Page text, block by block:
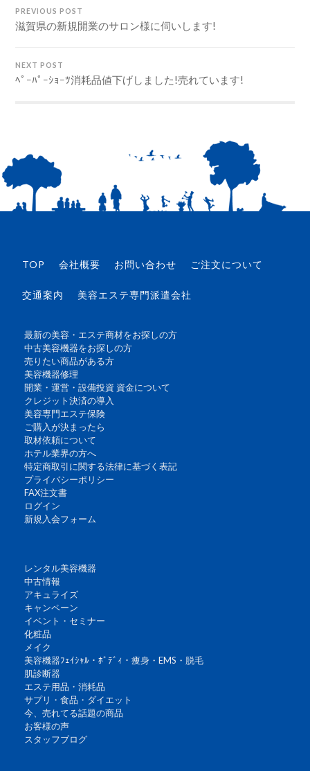
PREVIOUS POST
滋賀県の新規開業のサロン様に伺いします!
NEXT POST
ﾍﾟｰﾊﾟｰｼｮｰﾂ消耗品値下げしました!売れています!
TOP 会社概要 お問い合わせ ご注文について
交通案内 美容エステ専門派遣会社
最新の美容・エステ商材をお探しの方
中古美容機器をお探しの方
売りたい商品がある方
美容機器修理
開業・運営・設備投資 資金について
クレジット決済の導入
美容専門エステ保険
ご購入が決まったら
取材依頼について
ホテル業界の方へ
特定商取引に関する法律に基づく表記
プライバシーポリシー
FAX注文書
ログイン
新規入会フォーム
レンタル美容機器
中古情報
アキュライズ
キャンペーン
イベント・セミナー
化粧品
メイク
美容機器ﾌｪｲｼｬﾙ・ﾎﾞﾃﾞｨ・痩身・EMS・脱毛
肌診断器
エステ用品・消耗品
サプリ・食品・ダイエット
今、売れてる話題の商品
お客様の声
スタッフブログ